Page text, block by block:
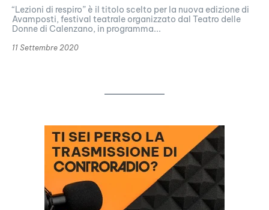
“Lezioni di respiro” è il titolo scelto per la nuova edizione di
Avamposti, festival teatrale organizzato dal Teatro delle
Donne di Calenzano, in programma...
11 Settembre 2020